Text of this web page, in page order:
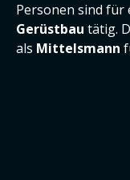
Personen sind für
Gerüstbau tätig.
als Mittelsmann